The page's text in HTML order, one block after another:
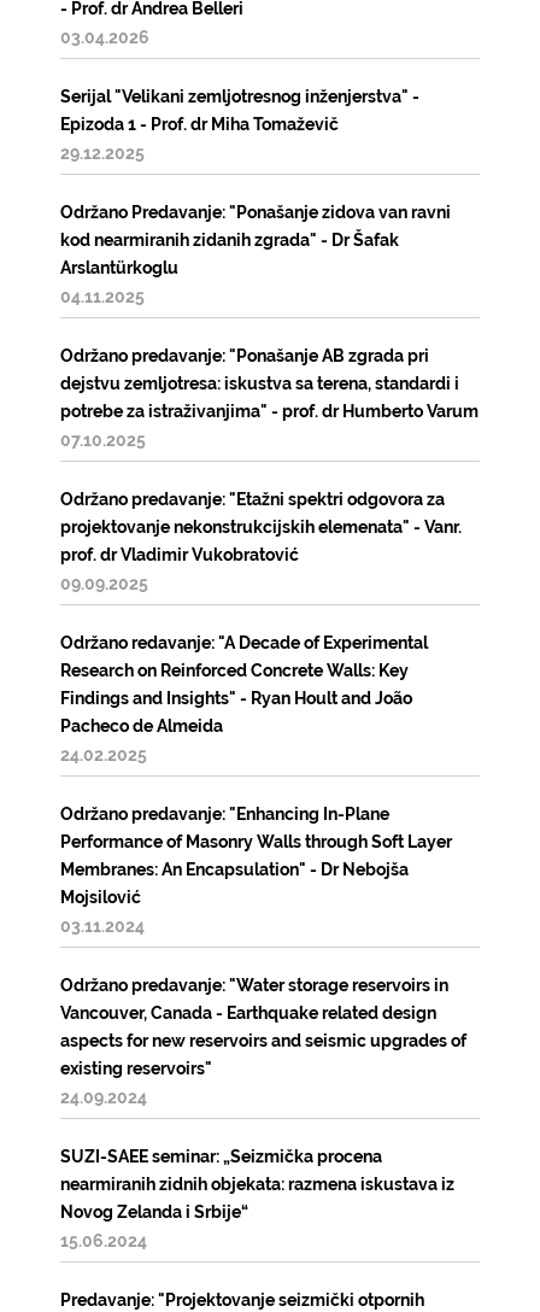
- Prof. dr Andrea Belleri
03.04.2026
Serijal "Velikani zemljotresnog inženjerstva" -
Epizoda 1 - Prof. dr Miha Tomaževič
29.12.2025
Održano Predavanje: "Ponašanje zidova van ravni
kod nearmiranih zidanih zgrada" - Dr Šafak
Arslantürkoglu
04.11.2025
Održano predavanje: "Ponašanje AB zgrada pri
dejstvu zemljotresa: iskustva sa terena, standardi i
potrebe za istraživanjima" - prof. dr Humberto Varum
07.10.2025
Održano predavanje: "Etažni spektri odgovora za
projektovanje nekonstrukcijskih elemenata" - Vanr.
prof. dr Vladimir Vukobratović
09.09.2025
Održano redavanje: "A Decade of Experimental
Research on Reinforced Concrete Walls: Key
Findings and Insights" - Ryan Hoult and João
Pacheco de Almeida
24.02.2025
Održano predavanje: "Enhancing In-Plane
Performance of Masonry Walls through Soft Layer
Membranes: An Encapsulation" - Dr Nebojša
Mojsilović
03.11.2024
Održano predavanje: "Water storage reservoirs in
Vancouver, Canada - Earthquake related design
aspects for new reservoirs and seismic upgrades of
existing reservoirs"
24.09.2024
SUZI-SAEE seminar: „Seizmička procena
nearmiranih zidnih objekata: razmena iskustava iz
Novog Zelanda i Srbije“
15.06.2024
Predavanje: "Projektovanje seizmički otpornih